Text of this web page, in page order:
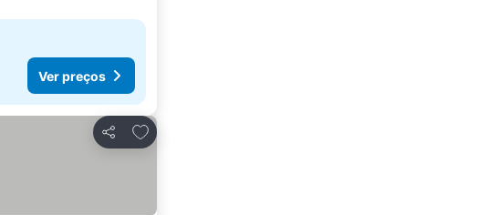
Ver preços
Partilhar
Adicionar aos favoritos